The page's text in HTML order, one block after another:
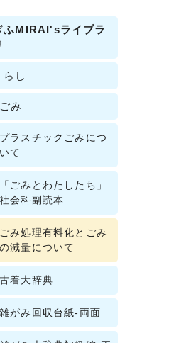
ふMIRAI'sライブラ
らし
ごみ
プラスチックごみにつ
いて
「ごみとわたしたち」
社会科副読本
ごみ処理有料化とごみ
の減量について
古着大辞典
雑がみ回収台紙-両面